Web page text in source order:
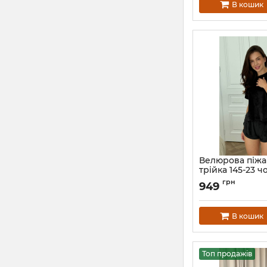
В кошик
Велюрова
трійка 145-23
Артикул: 145-23-
949 грн
В кошик
Топ продажів